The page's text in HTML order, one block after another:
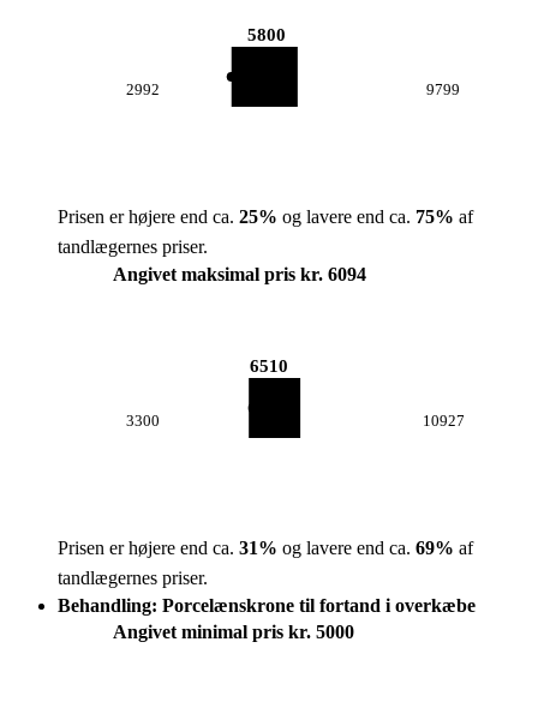
2992
5800
9799
Prisen er højere end ca. 25% og lavere end ca. 75% af
tandlægernes priser.
Angivet maksimal pris kr. 6094
3300
6510
10927
Prisen er højere end ca. 31% og lavere end ca. 69% af
tandlægernes priser.
Behandling: Porcelænskrone til fortand i overkæbe
Angivet minimal pris kr. 5000